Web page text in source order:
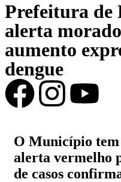
Prefeitura de
alerta
aumento
dengue
O Município
alerta vermelho
de casos